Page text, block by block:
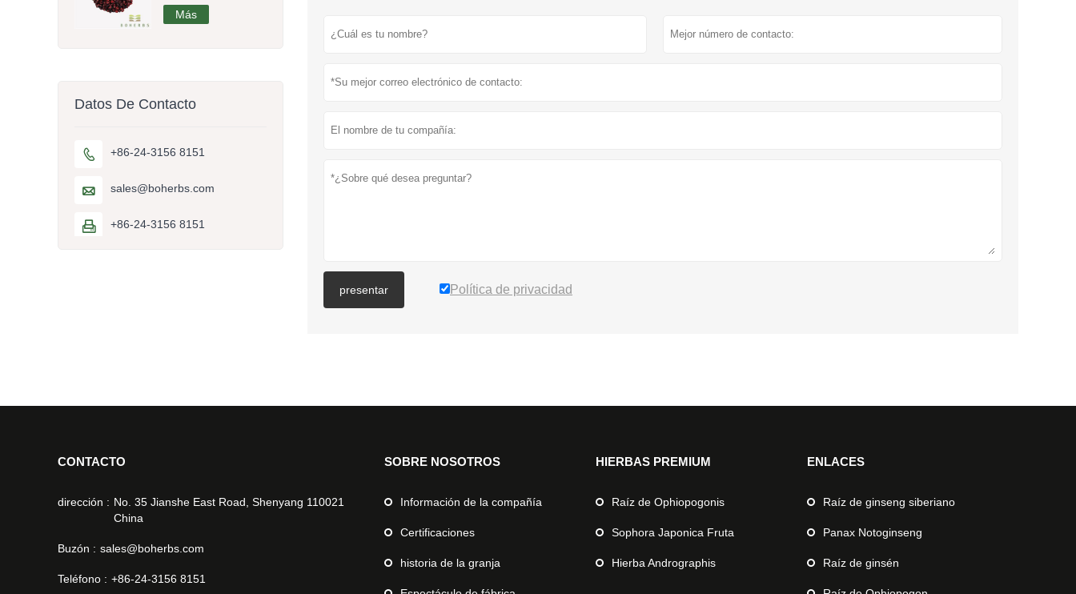
presentar Política de privacidad
Más
Datos De Contacto
 +86-24-3156 8151
 sales@boherbs.com
 +86-24-3156 8151
CONTACTO
dirección : No. 35 Jianshe East Road, Shenyang 110021
China
Buzón : sales@boherbs.com
Teléfono : +86-24-3156 8151
SOBRE NOSOTROS
Información de la compañía
Certificaciones
historia de la granja
HIERBAS PREMIUM
Raíz de Ophiopogonis
Sophora Japonica Fruta
Hierba Andrographis
ENLACES
Raíz de ginseng siberiano
Panax Notoginseng
Raíz de ginsén